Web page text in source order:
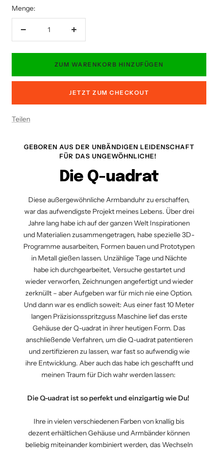
Menge:
Menge
ZUM WARENKORB HINZUFÜGEN
JETZT ZUM CHECKOUT
Teilen
GEBOREN AUS DER UNBÄNDIGEN LEIDENSCHAFT
FÜR DAS UNGEWÖHNLICHE!
Die Q-uadrat
Diese außergewöhnliche Armbanduhr zu erschaffen,
war das aufwendigste Projekt meines Lebens. Über drei
Jahre lang habe ich auf der ganzen Welt Inspirationen
und Materialien zusammengetragen, habe spezielle 3D-
Programme ausarbeiten, Formen bauen und Prototypen
in Metall gießen lassen. Unzählige Tage und Nächte
habe ich durchgearbeitet, Versuche gestartet und
wieder verworfen, Zeichnungen angefertigt und wieder
zerknüllt – aber Aufgeben war für mich nie eine Option.
Und dann war es endlich soweit: Aus einer fast 10 Meter
langen Präzisionsspritzguss Maschine lief das erste
Gehäuse der Q-uadrat in ihrer heutigen Form. Das
anschließende Verfahren, um die Q-uadrat patentieren
und zertifizieren zu lassen, war fast so aufwendig wie
ihre Entwicklung. Aber auch das habe ich geschafft und
meinen Traum für Dich wahr werden lassen:
Die Q-uadrat ist so perfekt und einzigartig wie Du!
Ihre in vielen verschiedenen Farben von knallig bis
dezent erhältlichen Gehäuse und Armbänder können
beliebig miteinander kombiniert werden, das Wechseln